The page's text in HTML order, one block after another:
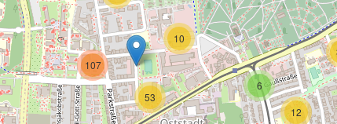
12
107
6
10
53